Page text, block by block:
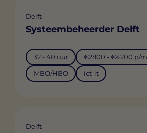
Delft
Systeembeheerder Delft
32 - 40 uur €2800 - €4200 p/m
MBO/HBO ict-it
Delft